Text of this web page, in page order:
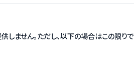
しません。ただし、以下の場合はこの限りで